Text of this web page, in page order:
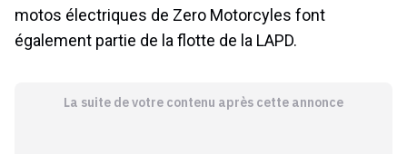
motos électriques de Zero Motorcyles font
également partie de la flotte de la LAPD.
La suite de votre contenu après cette annonce